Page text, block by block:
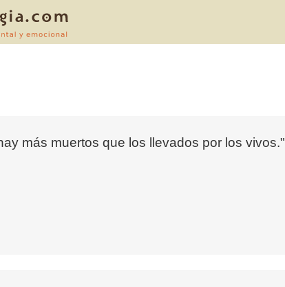
más muertos que los llevados por los vivos."